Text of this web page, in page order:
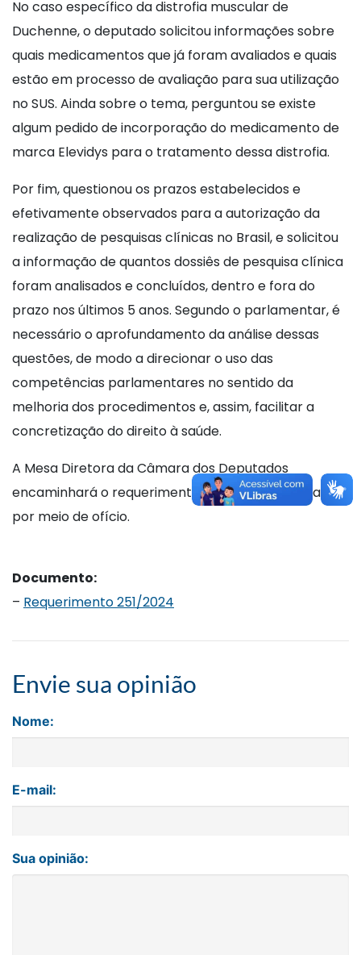
No caso específico da distrofia muscular de
Duchenne, o deputado solicitou informações sobre
quais medicamentos que já foram avaliados e quais
estão em processo de avaliação para sua utilização
no SUS. Ainda sobre o tema, perguntou se existe
algum pedido de incorporação do medicamento de
marca Elevidys para o tratamento dessa distrofia.
Por fim, questionou os prazos estabelecidos e
efetivamente observados para a autorização da
realização de pesquisas clínicas no Brasil, e solicitou
a informação de quantos dossiês de pesquisa clínica
foram analisados e concluídos, dentro e fora do
prazo nos últimos 5 anos. Segundo o parlamentar, é
necessário o aprofundamento da análise dessas
questões, de modo a direcionar o uso das
competências parlamentares no sentido da
melhoria dos procedimentos e, assim, facilitar a
concretização do direito à saúde.
A Mesa Diretora da Câmara dos Deputados
encaminhará o requerimento ao Ministério da Saúde,
por meio de ofício.
Documento:
– Requerimento 251/2024
Envie sua opinião
Nome:
E-mail:
Sua opinião: